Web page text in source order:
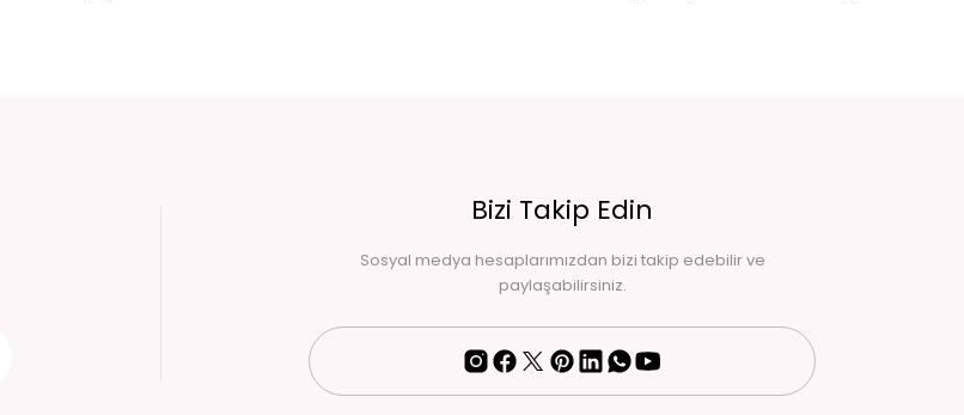
Bizi Takip Edin
Sosyal medya hesaplarımızdan bizi takip edebilir ve
paylaşabilirsiniz.